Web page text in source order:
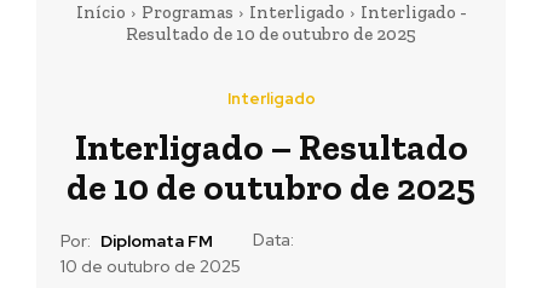
Início Programas Interligado
Interligado -
Resultado de 10 de outubro de 2025
Interligado
Interligado – Resultado
de 10 de outubro de 2025
Por: Diplomata FM
Data:
10 de outubro de 2025